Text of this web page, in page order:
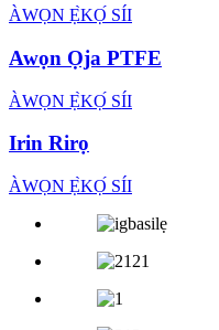
ÀWỌN Ẹ̀KỌ́ SÍI
Awọn Ọja PTFE
ÀWỌN Ẹ̀KỌ́ SÍI
Irin Rirọ
ÀWỌN Ẹ̀KỌ́ SÍI